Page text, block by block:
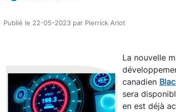
Publié le 22-05-2023 par Pierrick Arlot
La nouvelle
canadien
sera
en est déjà